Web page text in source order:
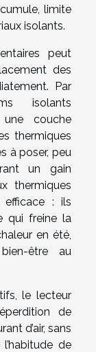
limite
isolants.
peut
des
Par
isolants
couche
thermiques
à poser, peu
un gain
thermiques
efficace : ils
qui freine la
en été,
être au
le lecteur
de
d’air, sans
de